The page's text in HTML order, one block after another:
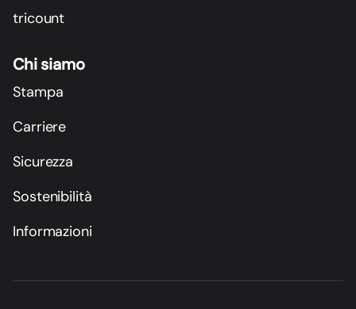
tricount
Chi siamo
Stampa
Carriere
Sicurezza
Sostenibilità
Informazioni